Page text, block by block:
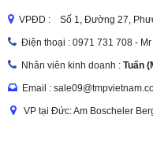
VPĐD : Số 1, Đường 27,
Điện thoại : 0971 731 708 - Mr
Nhân viên kinh doanh : Tuấn
Email :
VP tại Đức: Am Boscheler